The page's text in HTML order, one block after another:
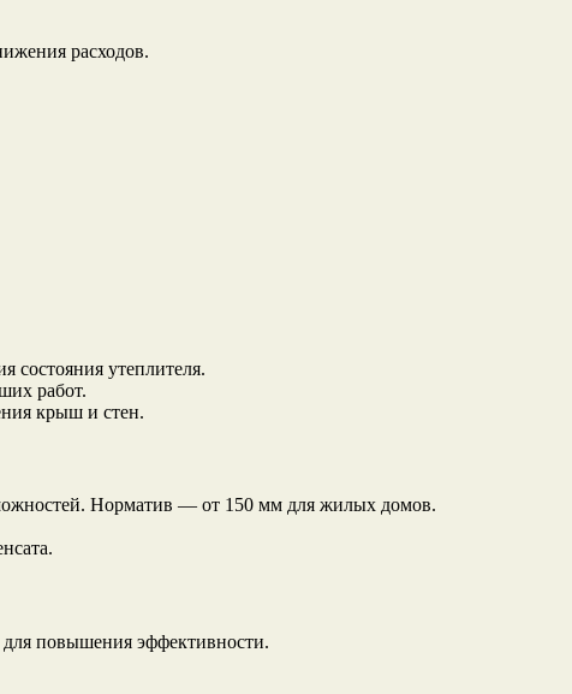
расходов.
состояния утеплителя.
работ.
крыш и стен.
Норматив — от 150 мм для жилых домов.
повышения эффективности.